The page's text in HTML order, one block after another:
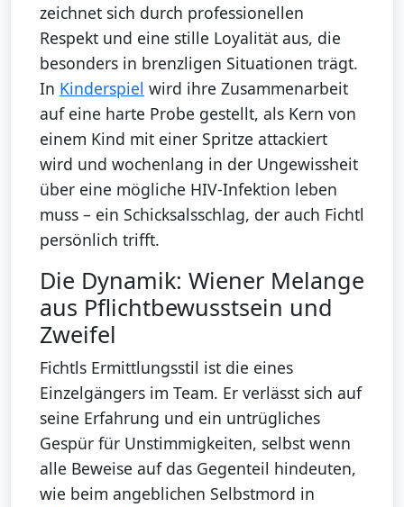
zeichnet sich durch professionellen
Respekt und eine stille Loyalität aus, die
besonders in brenzligen Situationen trägt.
In Kinderspiel wird ihre Zusammenarbeit
auf eine harte Probe gestellt, als Kern von
einem Kind mit einer Spritze attackiert
wird und wochenlang in der Ungewissheit
über eine mögliche HIV-Infektion leben
muss – ein Schicksalsschlag, der auch Fichtl
persönlich trifft.
Die Dynamik: Wiener Melange
aus Pflichtbewusstsein und
Zweifel
Fichtls Ermittlungsstil ist die eines
Einzelgängers im Team. Er verlässt sich auf
seine Erfahrung und ein untrügliches
Gespür für Unstimmigkeiten, selbst wenn
alle Beweise auf das Gegenteil hindeuten,
wie beim angeblichen Selbstmord in